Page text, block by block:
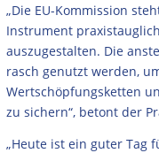
„Die EU-Kommission
Instrument
auszugestalten. Die
rasch genutzt werden,
Wertschöpfungsketten
zu sichern“, betont der
„Heute ist ein guter Tag